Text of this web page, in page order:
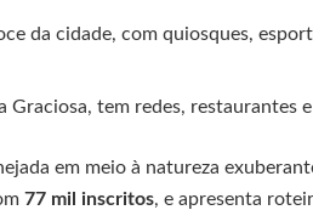
da cidade, com quiosques,
Graciosa, tem redes, restaurantes
em meio à natureza
77 mil inscritos, e apresenta